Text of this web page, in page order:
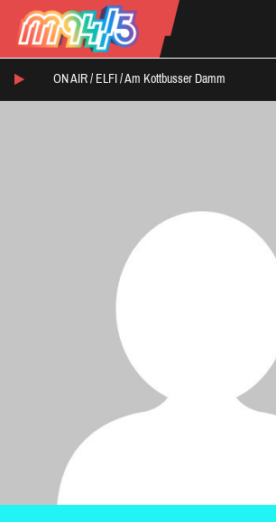
ON AIR / ELFI /Am Kottbusser Damm